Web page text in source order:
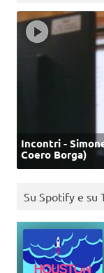
Incontri -
Coero Borga)
Su Spotify e su